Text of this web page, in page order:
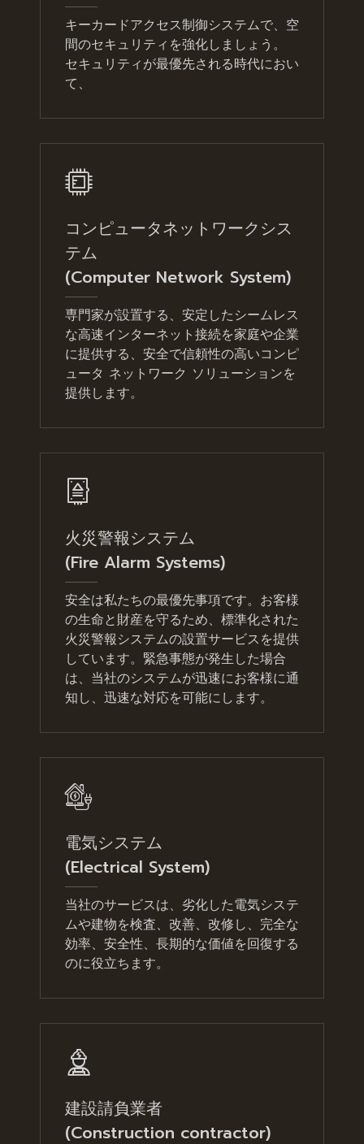
キーカードアクセス制御システムで、空
間のセキュリティを強化しましょう。
セキュリティが最優先される時代におい
て、
コンピュータネットワークシス
テム
(Computer Network System)
専門家が設置する、安定したシームレス
な高速インターネット接続を家庭や企業
に提供する、安全で信頼性の高いコンピ
ュータ ネットワーク ソリューションを
提供します。
火災警報システム
(Fire Alarm Systems)
安全は私たちの最優先事項です。お客様
の生命と財産を守るため、標準化された
火災警報システムの設置サービスを提供
しています。緊急事態が発生した場合
は、当社のシステムが迅速にお客様に通
知し、迅速な対応を可能にします。
電気システム
(Electrical System)
当社のサービスは、劣化した電気システ
ムや建物を検査、改善、改修し、完全な
効率、安全性、長期的な価値を回復する
のに役立ちます。
建設請負業者
(Construction contractor)